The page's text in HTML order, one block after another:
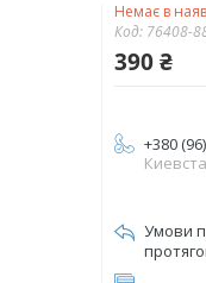
Немає в
Код: 76408-
390 ₴
+380